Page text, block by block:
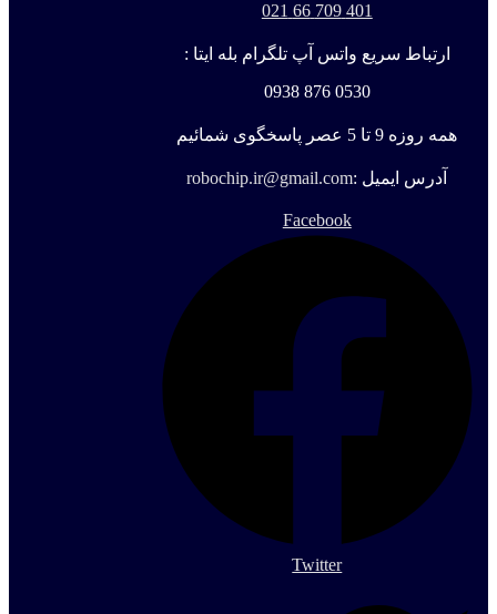
401 709 66 021
ارتباط سریع واتس آپ تلگرام بله ایتا :
0530 876 0938
همه روزه 9 تا 5 عصر پاسخگوی شمائیم
آدرس ایمیل :robochip.ir@gmail.com
Facebook
Twitter